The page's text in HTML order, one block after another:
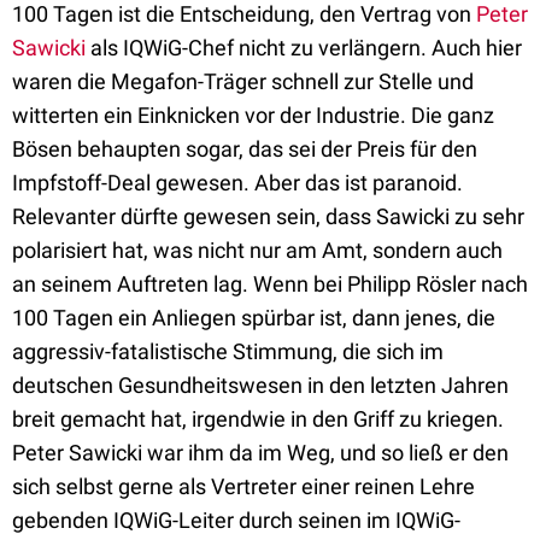
100 Tagen ist die Entscheidung, den Vertrag von Peter
Sawicki als IQWiG-Chef nicht zu verlängern. Auch hier
waren die Megafon-Träger schnell zur Stelle und
witterten ein Einknicken vor der Industrie. Die ganz
Bösen behaupten sogar, das sei der Preis für den
Impfstoff-Deal gewesen. Aber das ist paranoid.
Relevanter dürfte gewesen sein, dass Sawicki zu sehr
polarisiert hat, was nicht nur am Amt, sondern auch
an seinem Auftreten lag. Wenn bei Philipp Rösler nach
100 Tagen ein Anliegen spürbar ist, dann jenes, die
aggressiv-fatalistische Stimmung, die sich im
deutschen Gesundheitswesen in den letzten Jahren
breit gemacht hat, irgendwie in den Griff zu kriegen.
Peter Sawicki war ihm da im Weg, und so ließ er den
sich selbst gerne als Vertreter einer reinen Lehre
gebenden IQWiG-Leiter durch seinen im IQWiG-